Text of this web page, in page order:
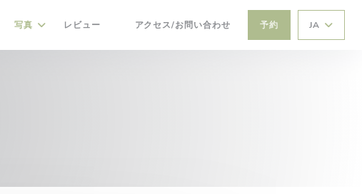
写真 レビュー
((新しいウィンドウで開きます))
アクセス/お問い合わせ 予約 JA